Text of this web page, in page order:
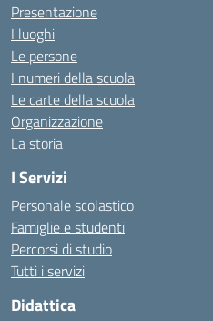
Presentazione
I luoghi
Le persone
I numeri della scuola
Le carte della scuola
Organizzazione
La storia
I Servizi
Personale scolastico
Famiglie e studenti
Percorsi di studio
Tutti i servizi
Didattica